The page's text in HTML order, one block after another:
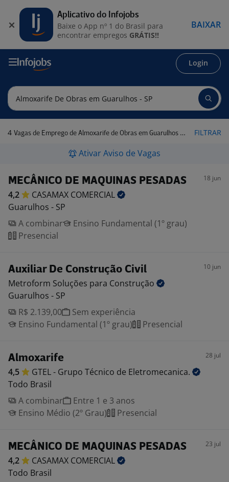
Login
4 Vagas de Emprego de Almoxarife de Obras em Guarulhos - SP FILTRAR
Ativar Aviso de Vagas
MECÂNICO DE MAQUINAS PESADAS 18 jun
4,2 CASAMAX COMERCIAL
Guarulhos - SP
A combinar
Ensino Fundamental (1º grau)
Presencial
Auxiliar De Construção Civil 10 jun
Metroform Soluções para Construção
Guarulhos - SP
R$ 2.139,00
Sem experiência
Ensino Fundamental (1º grau)
Presencial
Almoxarife 28 jul
4,5 GTEL - Grupo Técnico de Eletromecanica.
Todo Brasil
A combinar
Entre 1 e 3 anos
Ensino Médio (2º Grau)
Presencial
MECÂNICO DE MAQUINAS PESADAS 23 jul
4,2 CASAMAX COMERCIAL
Todo Brasil
Aplicativo do Infojobs
Baixe o App nº 1 do Brasil para
encontrar empregos GRÁTIS!!
BAIXAR